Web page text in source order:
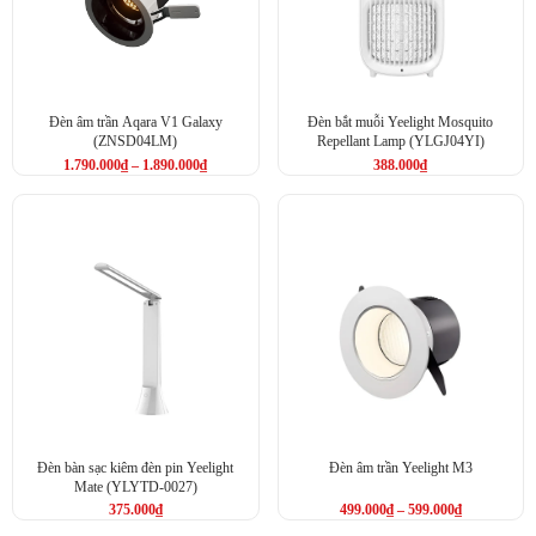
bật).
Xem thêm: Sản phẩm Bộ trung tâm điều khiển thông minh, Meross,
Kết nối Wi-Fi 2.4GHz trực tiếp – Không cần Hub
Chế độ hẹn giờ và lập lịch thông minh
Đèn âm trần Aqara V1 Galaxy
(ZNSD04LM)
1.790.000₫ – 1.890.000₫
Đèn bắt muỗi Yeelight Mosquito
Repellant Lamp (YLGJ04YI)
388.000₫
Đèn bàn sạc kiêm đèn pin Yeelight
Mate (YLYTD-0027)
375.000₫
Đèn âm trần Yeelight M3
499.000₫ – 599.000₫